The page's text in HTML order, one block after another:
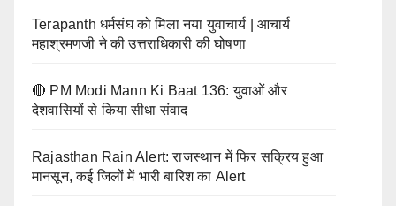
Terapanth धर्मसंघ को मिला नया युवाचार्य | आचार्य
महाश्रमणजी ने की उत्तराधिकारी की घोषणा
🔴 PM Modi Mann Ki Baat 136: युवाओं और
देशवासियों से किया सीधा संवाद
Rajasthan Rain Alert: राजस्थान में फिर सक्रिय हुआ
मानसून, कई जिलों में भारी बारिश का Alert